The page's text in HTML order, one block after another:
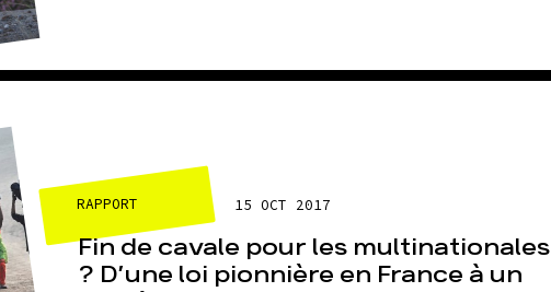
RAPPORT 15 OCT 2017
Fin de cavale pour les multinationales
? D’une loi pionnière en France à un